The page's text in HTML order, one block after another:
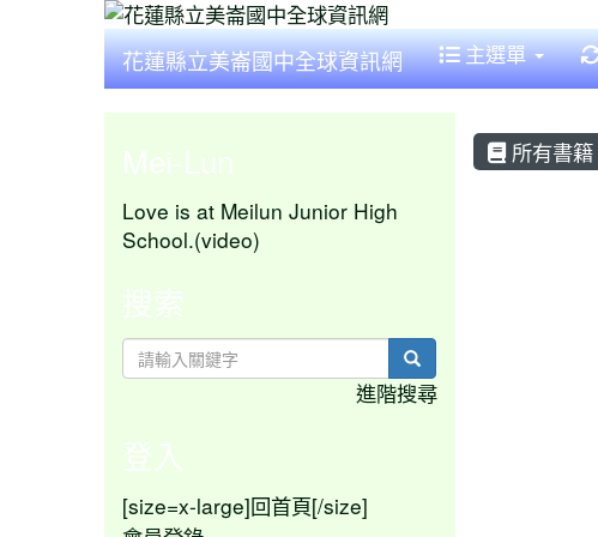
花蓮縣立美崙國中全球資訊網 主選單
所有書籍
Mei-Lun
Love is at Meilun Junior High
School.(video)
搜索
search
進階搜尋
登入
[size=x-large] 回首頁[/size]